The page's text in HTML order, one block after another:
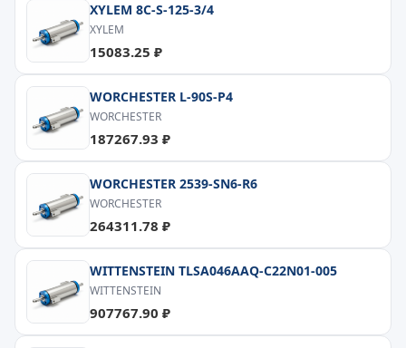
XYLEM 8C-S-125-3/4
XYLEM
15083.25 ₽
WORCHESTER L-90S-P4
WORCHESTER
187267.93 ₽
WORCHESTER 2539-SN6-R6
WORCHESTER
264311.78 ₽
WITTENSTEIN TLSA046AAQ-C22N01-005
WITTENSTEIN
907767.90 ₽